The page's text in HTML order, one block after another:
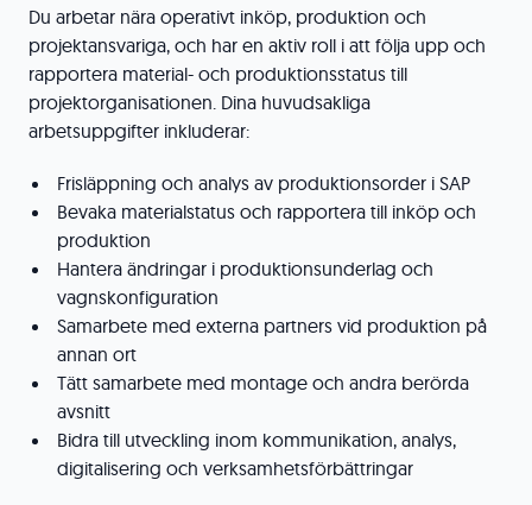
Du arbetar nära operativt inköp, produktion och
projektansvariga, och har en aktiv roll i att följa upp och
rapportera material- och produktionsstatus till
projektorganisationen. Dina huvudsakliga
arbetsuppgifter inkluderar:
Frisläppning och analys av produktionsorder i SAP
Bevaka materialstatus och rapportera till inköp och
produktion
Hantera ändringar i produktionsunderlag och
vagnskonfiguration
Samarbete med externa partners vid produktion på
annan ort
Tätt samarbete med montage och andra berörda
avsnitt
Bidra till utveckling inom kommunikation, analys,
digitalisering och verksamhetsförbättringar